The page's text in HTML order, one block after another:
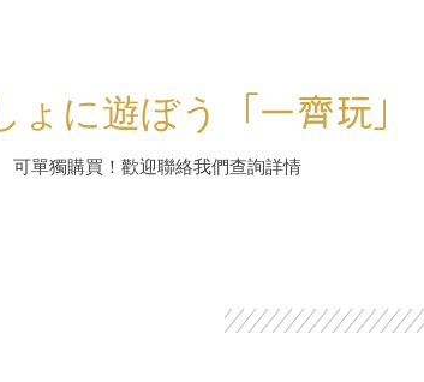
ょに遊ぼう「一齊玩」
可單獨購買！歡迎聯絡我們查詢詳情